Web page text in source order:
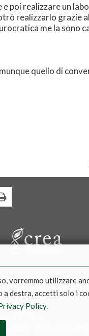
poi realizzare un
realizzarlo grazie
me la sono
quello di
nell'ambito delle
Policy
2011 - ISSN 2532-
vorremmo utilizzare
a destra, accetti solo i
Policy.